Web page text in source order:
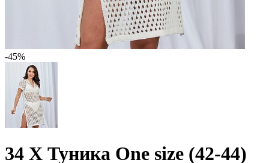
-45%
34 X Туника One size (42-44)